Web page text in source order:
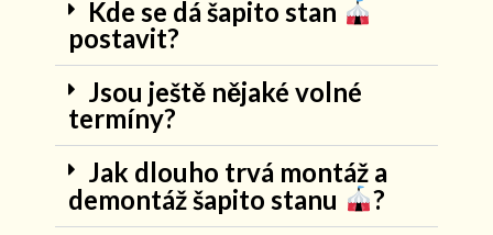
Kde se dá šapito stan
postavit?
Jsou ještě nějaké volné
termíny?
Jak dlouho trvá montáž a
demontáž šapito stanu
?